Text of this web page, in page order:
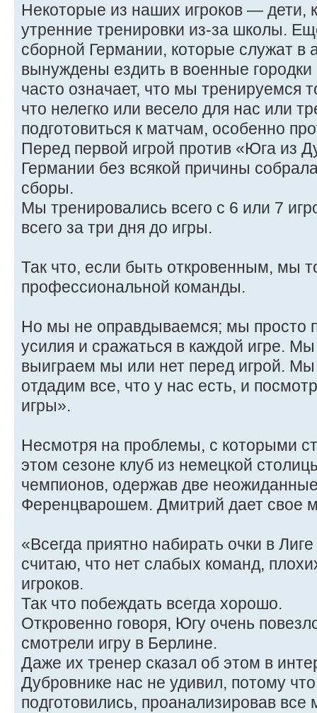
Некоторые из наших игроков — дети,
утренние тренировки из-за школы.
сборной Германии, которые служат в
вынуждены ездить в военные
часто означает, что мы тренируемся
что нелегко или весело для нас или
подготовиться к матчам, особенно
Перед первой игрой против «Юга из
Германии без всякой причины
сборы.
Мы тренировались всего с 6 или 7
всего за три дня до игры.
Так что, если быть откровенным, мы
профессиональной команды.
Но мы не оправдываемся; мы просто
усилия и сражаться в каждой игре.
выиграем мы или нет перед игрой.
отдадим все, что у нас есть, и
игры».
Несмотря на проблемы, с которыми
этом сезоне клуб из немецкой
чемпионов, одержав две
Ференцварошем. Дмитрий дает свое
«Всегда приятно набирать очки в
считаю, что нет слабых команд,
игроков.
Так что побеждать всегда хорошо.
Откровенно говоря, Югу очень
смотрели игру в Берлине.
Даже их тренер сказал об этом в
Дубровнике нас не удивил, потому
подготовились, проанализировав все